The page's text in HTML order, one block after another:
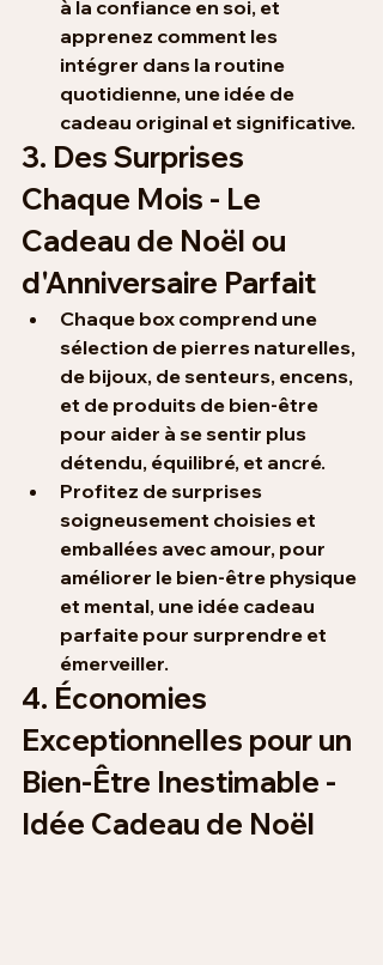
à la confiance en soi, et
apprenez comment les
intégrer dans la routine
quotidienne, une idée de
cadeau original et significative.
3. Des Surprises
Chaque Mois - Le
Cadeau de Noël ou
d'Anniversaire Parfait
Chaque box comprend une
sélection de pierres naturelles,
de bijoux, de senteurs, encens,
et de produits de bien-être
pour aider à se sentir plus
détendu, équilibré, et ancré.
Profitez de surprises
soigneusement choisies et
emballées avec amour, pour
améliorer le bien-être physique
et mental, une idée cadeau
parfaite pour surprendre et
émerveiller.
4. Économies
Exceptionnelles pour un
Bien-Être Inestimable -
Idée Cadeau de Noël